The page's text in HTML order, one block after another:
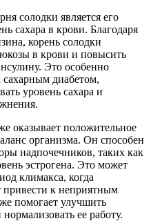
солодки является его
сахара в крови. Благодаря
корень солодки
в крови и повысить
Это особенно
диабетом,
уровень сахара и
оказывает положительное
организма. Он способен
надпочечников, таких как
эстрогена. Это может
климакса, когда
к неприятным
помогает улучшить
ее работу.